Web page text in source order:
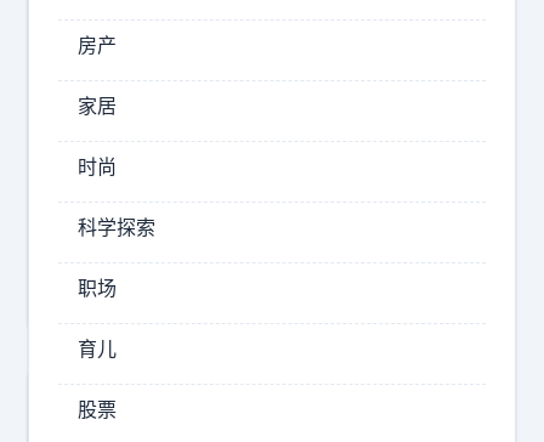
们
2026-
08-10
00:30
斜
烟
白
兔
房产
家居
时尚
科学探索
职场
育儿
股票